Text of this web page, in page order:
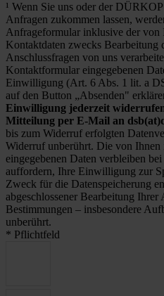
¹ Wenn Sie uns oder der
Anfragen zukommen lassen,
Anfrageformular inklusive der von
Kontaktdaten zwecks
Anschlussfragen von uns
Kontaktformular eingegebenen
Einwilligung (Art. 6 Abs. 1 lit. a
auf den Button „Absenden"
Einwilligung jederzeit
Mitteilung per E-Mail an
bis zum Widerruf erfolgten
Widerruf unberührt. Die von
eingegebenen Daten verbleiben
auffordern, Ihre Einwilligung zur
Zweck für die Datenspeicherung
abgeschlossener Bearbeitung
Bestimmungen – insbesondere
unberührt.
* Pflichtfeld